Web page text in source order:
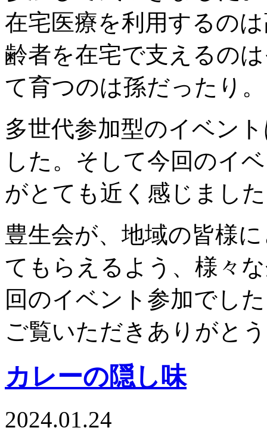
在宅医療を利用するの
齢者を在宅で支えるの
て育つのは孫だったり。
多世代参加型のイベン
した。そして今回のイ
がとても近く感じまし
豊生会が、地域の皆様
てもらえるよう、様々
回のイベント参加でし
ご覧いただきありがと
カレーの隠し味
2024.01.24